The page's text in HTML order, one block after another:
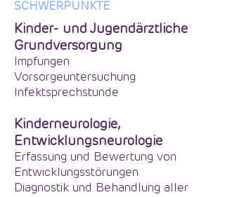
SCHWERPUNKTE
Kinder- und Jugendärztliche
Grundversorgung
Impfungen
Vorsorgeuntersuchung
Infektsprechstunde
Kinderneurologie,
Entwicklungsneurologie
Erfassung und Bewertung von
Entwicklungsstörungen
Diagnostik und Behandlung aller